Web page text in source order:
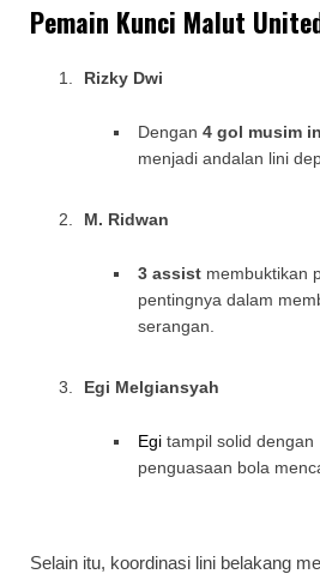
Pemain Kunci Malut
Rizky Dwi
Dengan 4 gol musim
menjadi andalan lini
M. Ridwan
3 assist membuktikan
pentingnya dalam
serangan.
Egi Melgiansyah
Egi tampil solid dengan
penguasaan bola
Selain itu, koordinasi lini belakang